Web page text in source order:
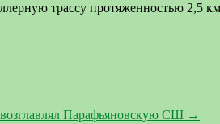
трассу протяженностью 2,5
Парафьяновскую СШ →